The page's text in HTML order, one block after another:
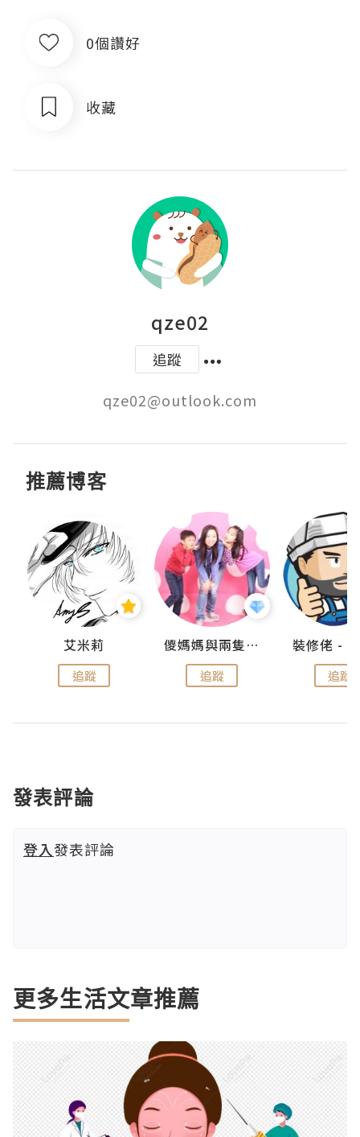
0個讚好
收藏
qze02
追蹤
qze02@outlook.com
推薦博客
艾米莉
追蹤
儍媽媽與兩隻小魔怪之家
追蹤 追蹤
發表評論
登入發表評論
更多生活文章推薦